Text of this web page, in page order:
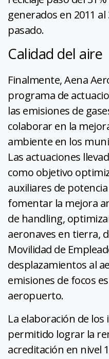
generados en 2011
pasado.
Calidad del aire
Finalmente, Aena
programa de
las emisiones de
colaborar en la
ambiente en los
Las actuaciones
como objetivo
auxiliares de
fomentar la mejora
de handling,
aeronaves en tierra,
Movilidad de
desplazamientos al
emisiones de focos
aeropuerto.
La elaboración de
permitido lograr la
acreditación en nivel